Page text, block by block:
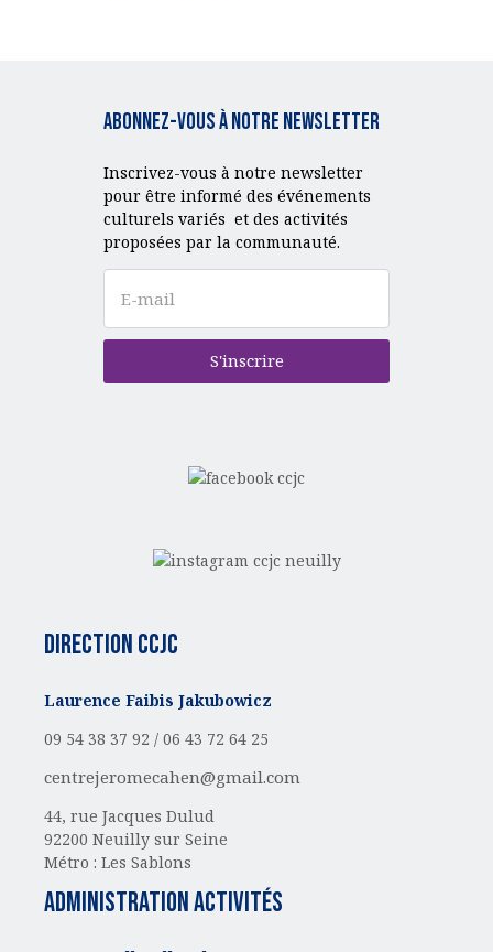
Abonnez-vous à notre Newsletter
Inscrivez-vous à notre newsletter
pour être informé des événements
culturels variés et des activités
proposées par la communauté.
S'inscrire
Direction CCJC
Laurence Faibis Jakubowicz
09 54 38 37 92 / 06 43 72 64 25
centrejeromecahen@gmail.com
44, rue Jacques Dulud
92200 Neuilly sur Seine
Métro : Les Sablons
administration activités